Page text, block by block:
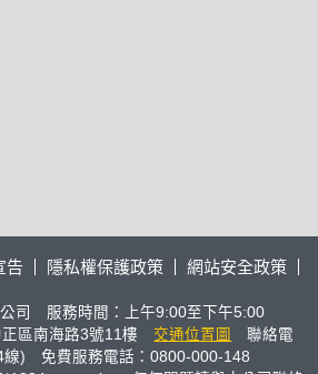
告 隱私權保護政策
網站安全政策
司 服務時間：上午9:00至下午5:00
區南海路3號11樓
交通位置圖
聯絡電
線) 免費服務電話：0800-000-148